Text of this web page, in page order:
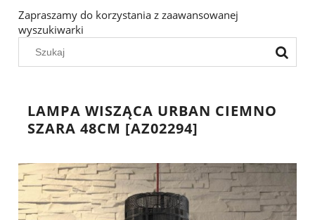
Zapraszamy do korzystania z zaawansowanej
wyszukiwarki
LAMPA WISZĄCA URBAN CIEMNO
SZARA 48CM [AZ02294]